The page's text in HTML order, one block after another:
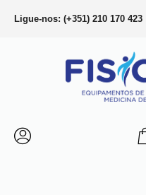
Ligue-nos: (+351) 210 170 423